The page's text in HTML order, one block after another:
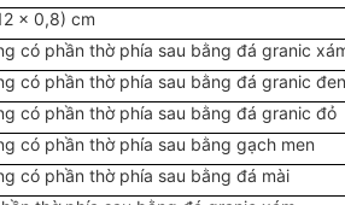
x 0,8) cm
có phần thờ phía sau bằng đá granic
có phần thờ phía sau bằng đá granic đen
có phần thờ phía sau bằng đá granic đỏ
có phần thờ phía sau bằng gạch men
có phần thờ phía sau bằng đá mài